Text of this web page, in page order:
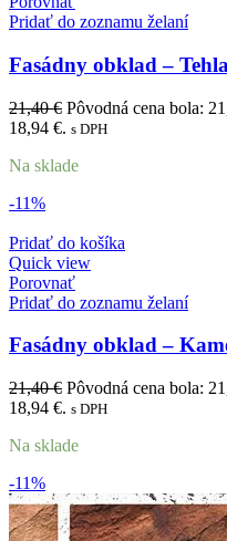
Pridať do zoznamu želaní
Fasádny obklad –
21,40€ Pôvodná cena bola:
18,94 €. s DPH
Na sklade
-11%
Pridať do košíka
Quick view
Porovnať
Pridať do zoznamu želaní
Fasádny obklad –
21,40€ Pôvodná cena bola:
18,94 €. s DPH
Na sklade
-11%